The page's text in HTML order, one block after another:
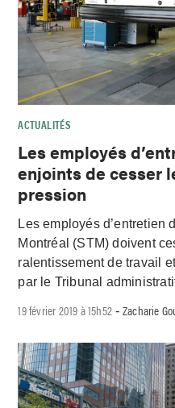
ACTUALITÉS
Les employés
enjoints de cesser
pression
Les employés d’entretien
Montréal (STM) doivent
ralentissement de travail
par le Tribunal
19 février 2019 à 15h52 -Zacharie